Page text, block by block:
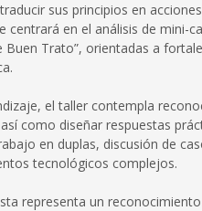
sus principios en
centrará en el análisis de mini-
Buen Trato”, orientadas a
el taller contempla
como diseñar respuestas
en duplas, discusión de
tecnológicos complejos.
representa un